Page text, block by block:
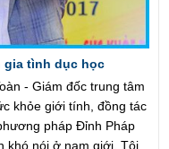
gia tình dục học
- Giám đốc trung tâm
khỏe giới tính, đồng tác
pháp Đỉnh Pháp
khó nói ở nam giới. Tôi